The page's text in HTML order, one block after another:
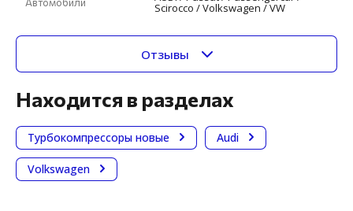
Scirocco / Volkswagen / VW
Отзывы
Находится в разделах
Турбокомпрессоры новые Audi
Volkswagen